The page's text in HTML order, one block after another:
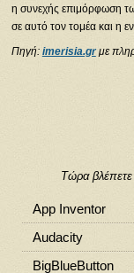
η συνεχής επιμόρφωση
σε αυτό τον τομέα και η
Πηγή: imerisia.grμε
Τώρα βλέπετε
App Inventor
Audacity
BigBlueButton